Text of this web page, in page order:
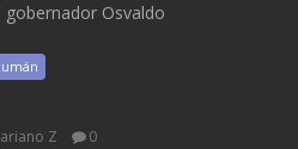
gobernador Osvaldo
Z 0